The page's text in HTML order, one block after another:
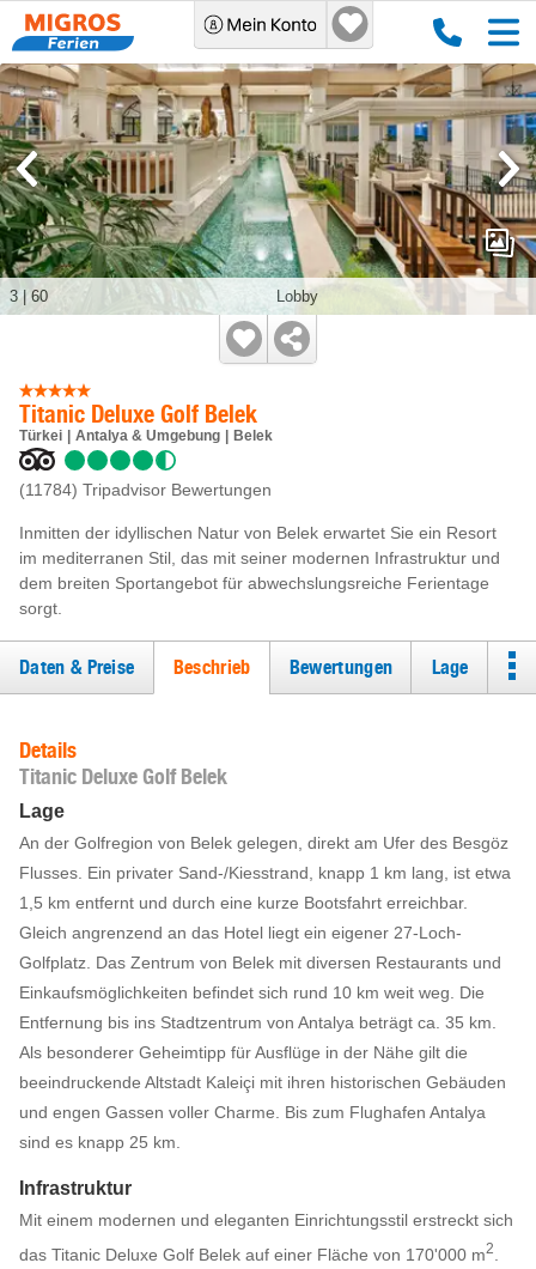
Titanic Deluxe Golf Belek
Türkei Antalya & Umgebung Belek
(11784) Tripadvisor Bewertungen
Inmitten der idyllischen Natur von Belek erwartet Sie ein Resort
im mediterranen Stil, das mit seiner modernen Infrastruktur und
dem breiten Sportangebot für abwechslungsreiche Ferientage
sorgt.
Lobby
3| 60
Daten & Preise Beschrieb Bewertungen Lage
Details
Titanic Deluxe Golf Belek
Lage
An der Golfregion von Belek gelegen, direkt am Ufer des Besgöz
Flusses. Ein privater Sand-/Kiesstrand, knapp 1 km lang, ist etwa
1,5 km entfernt und durch eine kurze Bootsfahrt erreichbar.
Gleich angrenzend an das Hotel liegt ein eigener 27-Loch-
Golfplatz. Das Zentrum von Belek mit diversen Restaurants und
Einkaufsmöglichkeiten befindet sich rund 10 km weit weg. Die
Entfernung bis ins Stadtzentrum von Antalya beträgt ca. 35 km.
Als besonderer Geheimtipp für Ausflüge in der Nähe gilt die
beeindruckende Altstadt Kaleiçi mit ihren historischen Gebäuden
und engen Gassen voller Charme. Bis zum Flughafen Antalya
sind es knapp 25 km.
Infrastruktur
Mit einem modernen und eleganten Einrichtungsstil erstreckt sich
das Titanic Deluxe Golf Belek auf einer Fläche von 170'000 m2